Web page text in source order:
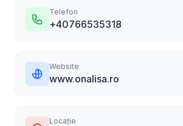
Telefon
+40766535318
Website
www.onalisa.ro
Locație